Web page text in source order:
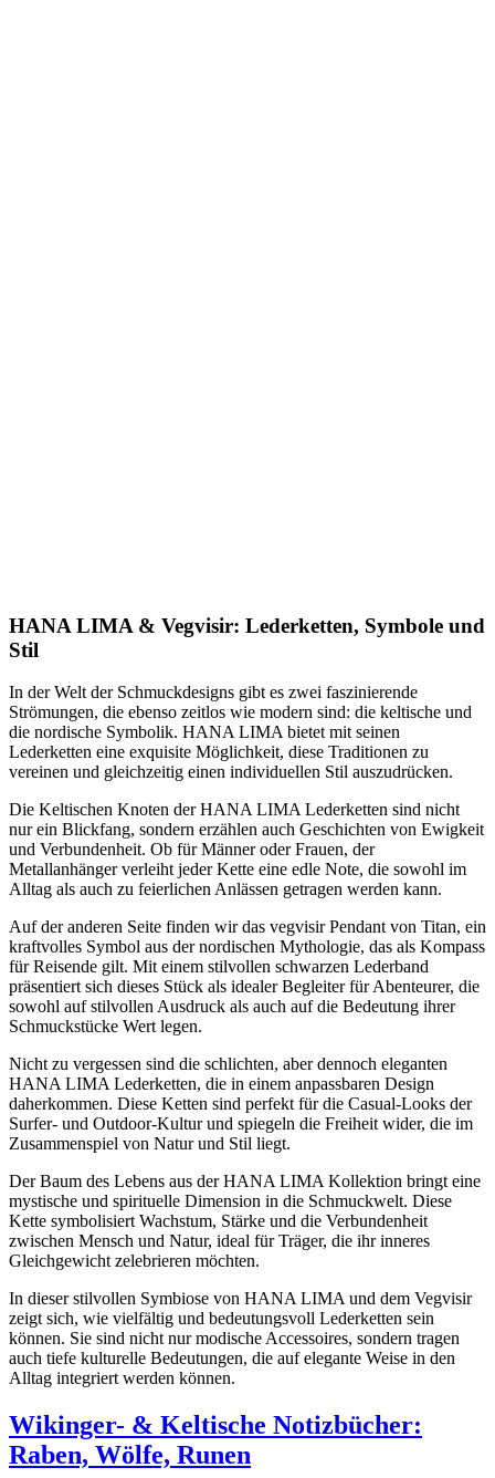
HANA LIMA & Vegvisir: Lederketten, Symbole und
Stil
In der Welt der Schmuckdesigns gibt es zwei faszinierende
Strömungen, die ebenso zeitlos wie modern sind: die keltische und
die nordische Symbolik. HANA LIMA bietet mit seinen
Lederketten eine exquisite Möglichkeit, diese Traditionen zu
vereinen und gleichzeitig einen individuellen Stil auszudrücken.
Die Keltischen Knoten der HANA LIMA Lederketten sind nicht
nur ein Blickfang, sondern erzählen auch Geschichten von Ewigkeit
und Verbundenheit. Ob für Männer oder Frauen, der
Metallanhänger verleiht jeder Kette eine edle Note, die sowohl im
Alltag als auch zu feierlichen Anlässen getragen werden kann.
Auf der anderen Seite finden wir das vegvisir Pendant von Titan, ein
kraftvolles Symbol aus der nordischen Mythologie, das als Kompass
für Reisende gilt. Mit einem stilvollen schwarzen Lederband
präsentiert sich dieses Stück als idealer Begleiter für Abenteurer, die
sowohl auf stilvollen Ausdruck als auch auf die Bedeutung ihrer
Schmuckstücke Wert legen.
Nicht zu vergessen sind die schlichten, aber dennoch eleganten
HANA LIMA Lederketten, die in einem anpassbaren Design
daherkommen. Diese Ketten sind perfekt für die Casual-Looks der
Surfer- und Outdoor-Kultur und spiegeln die Freiheit wider, die im
Zusammenspiel von Natur und Stil liegt.
Der Baum des Lebens aus der HANA LIMA Kollektion bringt eine
mystische und spirituelle Dimension in die Schmuckwelt. Diese
Kette symbolisiert Wachstum, Stärke und die Verbundenheit
zwischen Mensch und Natur, ideal für Träger, die ihr inneres
Gleichgewicht zelebrieren möchten.
In dieser stilvollen Symbiose von HANA LIMA und dem Vegvisir
zeigt sich, wie vielfältig und bedeutungsvoll Lederketten sein
können. Sie sind nicht nur modische Accessoires, sondern tragen
auch tiefe kulturelle Bedeutungen, die auf elegante Weise in den
Alltag integriert werden können.
Wikinger- & Keltische Notizbücher:
Raben, Wölfe, Runen